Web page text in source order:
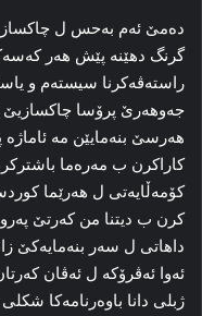
دەمێ ئەم بەحس ل
گرنگ دهێنە پێش هەر
راستەڤەکرنا سیستەم و
جەوهەرێ پرۆسا چاکسازیێ
هەرسێ بنەمایێن مە ئاماژە
کاراکرن ب مەرەما
کۆمەڵایەتى ل هەرێما
کرن ب دیتنا من کەرتێ
داهاتى ل سەر بنەمایەکێ
ئەوا ئەڤرۆکە ل ئەڤان
ژبلى دانا باوەرنامەکا